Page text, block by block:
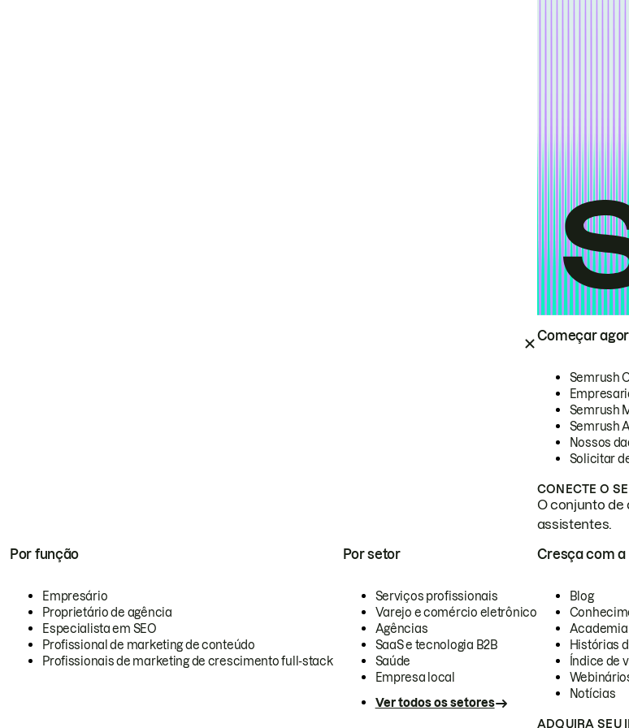
Começar
Semrush
Semrush
Semrush
Nossos
Solicitar
CONECTE O
O conjunto de
assistentes.
Por função
Empresário
Proprietário de agência
Especialista em SEO
Profissional de marketing de conteúdo
Profissionais de marketing de crescimento full-stack
Por setor
Serviços profissionais
Varejo e comércio eletrônico
Agências
SaaS e tecnologia B2B
Saúde
Empresa local
Ver todos os setores
Cresça com a
Blog
Academia
Histórias
Índice de
Notícias
ADQUIRA SEU